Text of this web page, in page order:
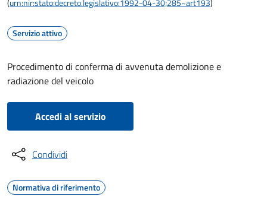
(urn:nir:stato:decreto.legislativo:1992-04-30;285~art193)
Servizio attivo
Procedimento di conferma di avvenuta demolizione e
radiazione del veicolo
Accedi al servizio
Condividi
Normativa di riferimento